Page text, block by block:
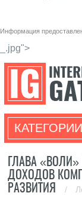
Информация
_.jpg">
КАТЕГОРИИ
ГЛАВА
ДОХОДОВ
РАЗВИТИЯ
/